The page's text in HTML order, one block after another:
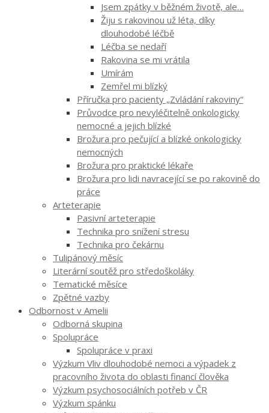
Jsem zpátky v běžném životě, ale…
Žiju s rakovinou už léta, díky
dlouhodobé léčbě
Léčba se nedaří
Rakovina se mi vrátila
Umírám
Zemřel mi blízký
Příručka pro pacienty „Zvládání rakoviny“
Průvodce pro nevyléčitelně onkologicky
nemocné a jejich blízké
Brožura pro pečující a blízké onkologicky
nemocných
Brožura pro praktické lékaře
Brožura pro lidi navracející se po rakovině do
práce
Arteterapie
Pasivní arteterapie
Technika pro snížení stresu
Technika pro čekárnu
Tulipánový měsíc
Literární soutěž pro středoškoláky
Tematické měsíce
Zpětné vazby
Odbornost v Amelii
Odborná skupina
Spolupráce
Spolupráce v praxi
Výzkum Vliv dlouhodobé nemoci a výpadek z
pracovního života do oblasti financí člověka
Výzkum psychosociálních potřeb v ČR
Výzkum spánku